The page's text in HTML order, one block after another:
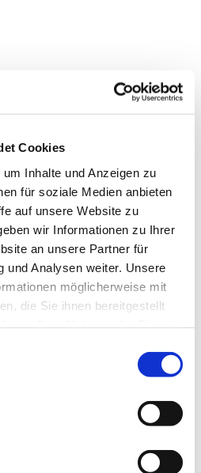
Cookies
Inhalte und Anzeigen zu
für soziale Medien anbieten
auf unsere Website zu
wir Informationen zu Ihrer
an unsere Partner für
und Analysen weiter. Unsere
möglicherweise mit
die Sie ihnen bereitgestellt
Sie auch